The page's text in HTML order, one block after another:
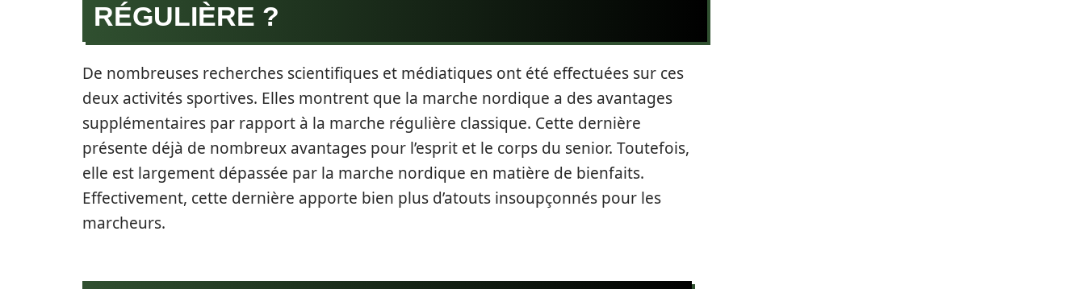
RÉGULIÈRE ?
De nombreuses recherches scientifiques et médiatiques ont été effectuées sur ces
deux activités sportives. Elles montrent que la marche nordique a des avantages
supplémentaires par rapport à la marche régulière classique. Cette dernière
présente déjà de nombreux avantages pour l’esprit et le corps du senior. Toutefois,
elle est largement dépassée par la marche nordique en matière de bienfaits.
Effectivement, cette dernière apporte bien plus d’atouts insoupçonnés pour les
marcheurs.